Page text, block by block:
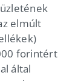
elmúlt
forintért
által